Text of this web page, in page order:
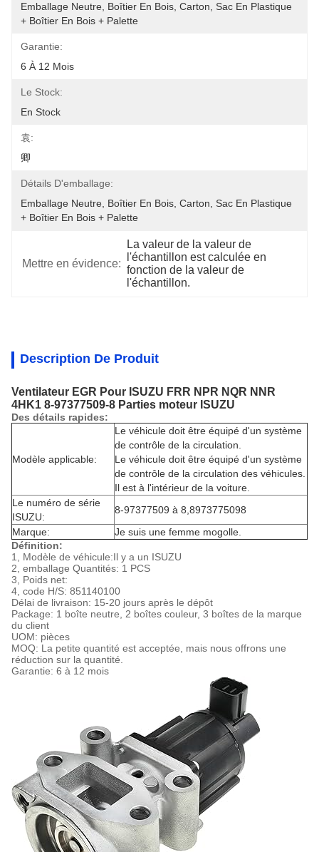
Emballage Neutre, Boîtier En Bois, Carton, Sac En Plastique
+ Boîtier En Bois + Palette
Garantie:
6 À 12 Mois
Le Stock:
En Stock
袁:
卿
Détails D'emballage:
Emballage Neutre, Boîtier En Bois, Carton, Sac En Plastique
+ Boîtier En Bois + Palette
Mettre en évidence:
La valeur de la valeur de
l'échantillon est calculée en
fonction de la valeur de
l'échantillon.
Description De Produit
Ventilateur EGR Pour ISUZU FRR NPR NQR NNR
4HK1 8-97377509-8 Parties moteur ISUZU
Des détails rapides:
Modèle applicable:
Le véhicule doit être équipé d'un système
de contrôle de la circulation.
Le véhicule doit être équipé d'un système
de contrôle de la circulation des véhicules.
Il est à l'intérieur de la voiture.
Le numéro de série
ISUZU:
8-97377509 à 8,8973775098
Marque:
Je suis une femme mogolle.
Définition:
1, Modèle de véhicule:Il y a un ISUZU
2, emballage Quantités: 1 PCS
3, Poids net:
4, code H/S: 851140100
Délai de livraison: 15-20 jours après le dépôt
Package: 1 boîte neutre, 2 boîtes couleur, 3 boîtes de la marque
du client
UOM: pièces
MOQ: La petite quantité est acceptée, mais nous offrons une
réduction sur la quantité.
Garantie: 6 à 12 mois